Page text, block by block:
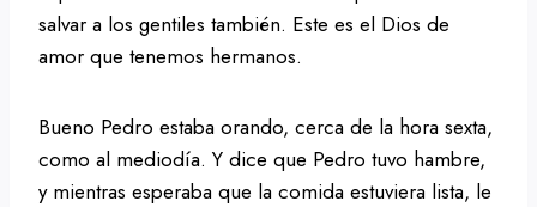
salvar a los gentiles también. Este es el Dios de
amor que tenemos hermanos.
Bueno Pedro estaba orando, cerca de la hora sexta,
como al mediodía. Y dice que Pedro tuvo hambre,
y mientras esperaba que la comida estuviera lista, le